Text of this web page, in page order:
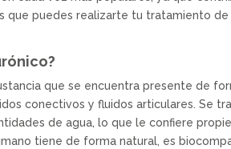
que puedes realizarte tu tratamiento
que se encuentra presente de
conectivos y fluidos articulares. Se
de agua, lo que le confiere
tiene de forma natural, es